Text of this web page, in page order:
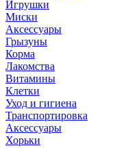
Игрушки
Миски
Аксессуары
Грызуны
Корма
Лакомства
Витамины
Клетки
Уход и гигиена
Транспортировка
Аксессуары
Хорьки